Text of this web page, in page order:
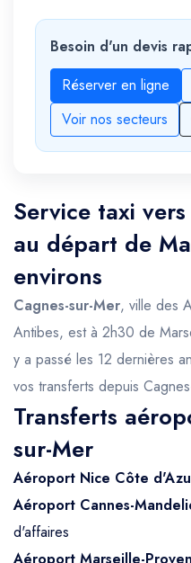
Besoin d'un devis
Réserver en ligne
Voir nos secteurs
Service taxi
au départ de
environs
Cagnes-sur-Mer, ville des
Antibes, est à 2h30 de
y a passé les 12 dernières
vos transferts depuis
Transferts
sur-Mer
Aéroport Nice Côte
Aéroport Cannes-
d'affaires